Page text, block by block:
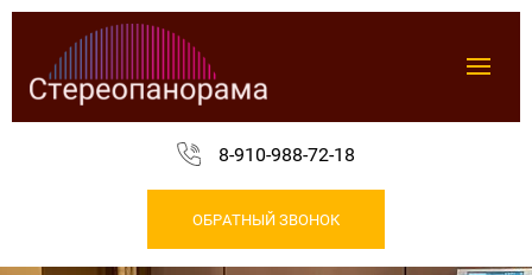
8-910-988-72-18
ОБРАТНЫЙ ЗВОНОК